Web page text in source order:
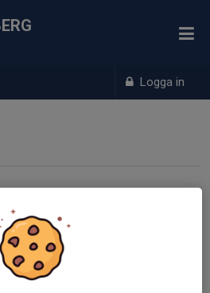
Logga in
album skapade